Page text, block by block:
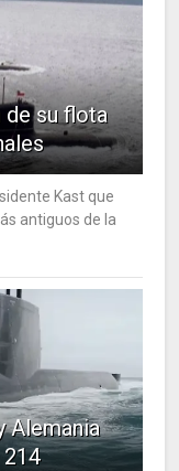
de su flota
Kast que
antiguos de la
Alemania